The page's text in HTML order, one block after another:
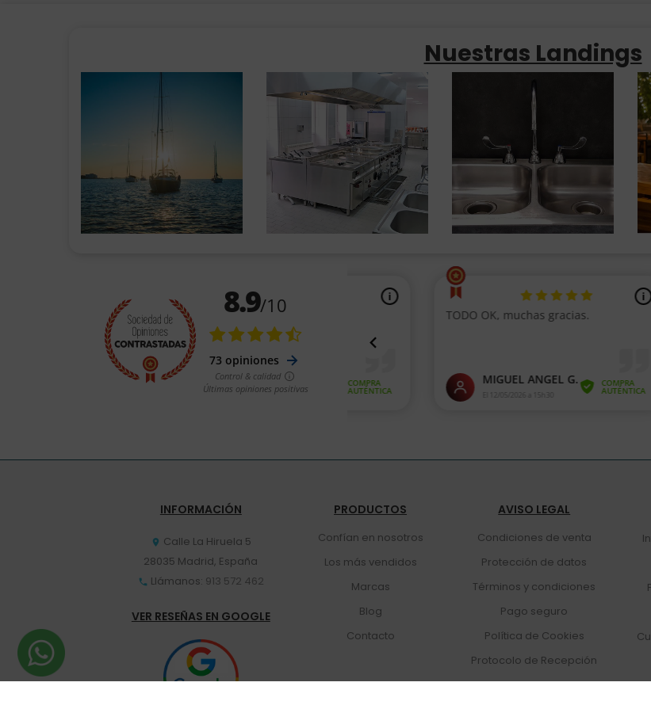
Nuestras Landings
INFORMACIÓN
 Calle La Hiruela 5
28035 Madrid, España
 Llámanos: 913 572 462
VER RESEÑAS EN GOOGLE
PRODUCTOS
Confían en nosotros
Los más vendidos
Marcas
Blog
Contacto
AVISO LEGAL
Condiciones de venta
Protección de datos
Términos y condiciones
Pago seguro
Política de Cookies
Protocolo de Recepción